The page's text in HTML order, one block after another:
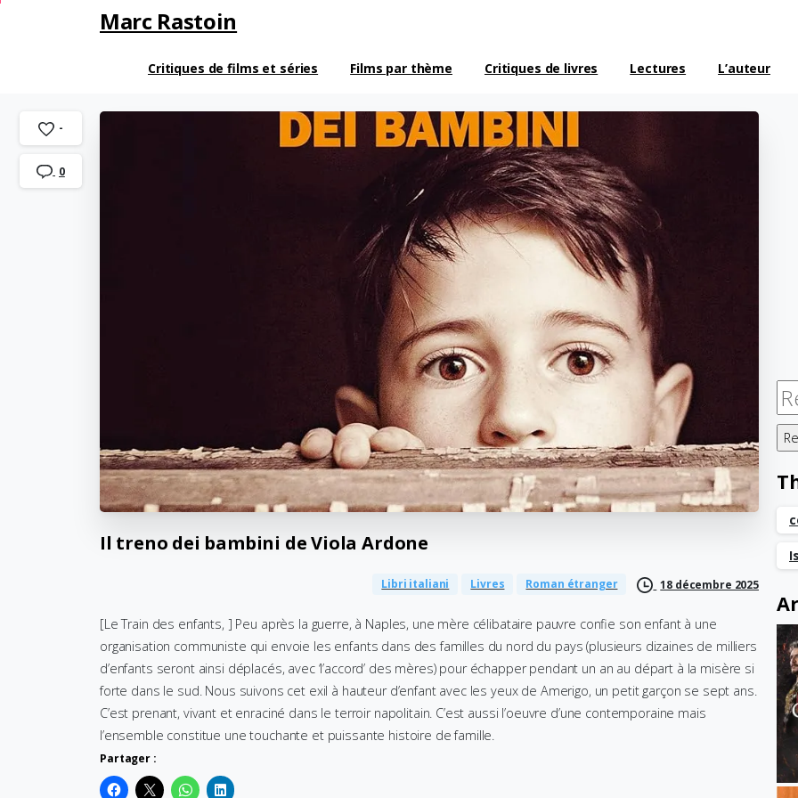
Marc Rastoin
Critiques de films et séries Films par thème Critiques de livres Lectures L’auteur
Il treno dei bambini deViola Ardone
Libri italiani Livres Roman étranger 18 décembre 2025
[Le Train des enfants, ] Peu après la guerre, à Naples, une mère célibataire pauvre confie son enfant à une
organisation communiste qui envoie les enfants dans des familles du nord du pays (plusieurs dizaines de milliers
d’enfants seront ainsi déplacés, avec ‘l’accord’ des mères) pour échapper pendant un an au départ à la misère si
forte dans le sud. Nous suivons cet exil à hauteur d’enfant avec les yeux de Amerigo, un petit garçon se sept ans.
C’est prenant, vivant et enraciné dans le terroir napolitain. C’est aussi l’oeuvre d’une contemporaine mais
l’ensemble constitue une touchante et puissante histoire de famille.
Partager :
-
0